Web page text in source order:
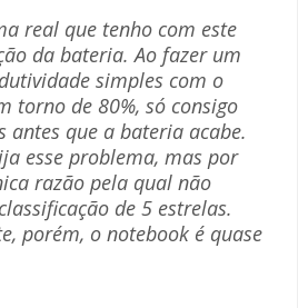
real que tenho com este
da bateria. Ao fazer um
simples com o
torno de 80%, só consigo
antes que a bateria acabe.
esse problema, mas por
razão pela qual não
de 5 estrelas.
porém, o notebook é quase